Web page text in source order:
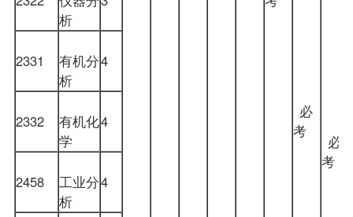
必
考
必
考
析
2331 有机分
析
4
2332 有机化
学
4
2458
工业分
析
4